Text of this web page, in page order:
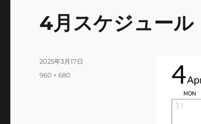
4月スケジュール
投
2025年3月17日
フ
960 × 680